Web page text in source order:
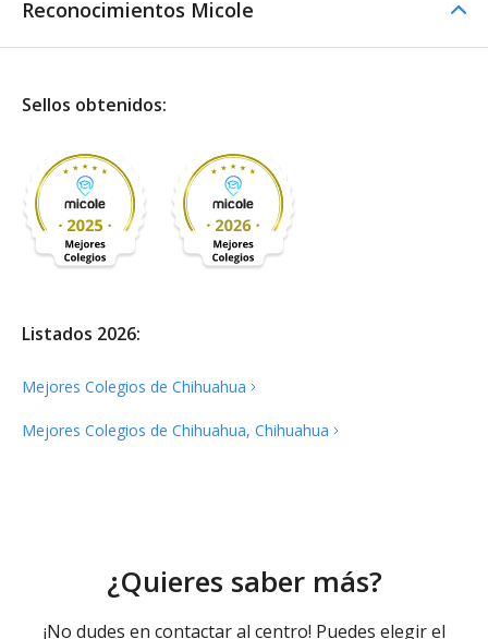
Reconocimientos Micole
Sellos obtenidos:
Listados 2026:
Mejores Colegios de Chihuahua
Mejores Colegios de Chihuahua, Chihuahua
¿Quieres saber más?
¡No dudes en contactar al centro! Puedes elegir el